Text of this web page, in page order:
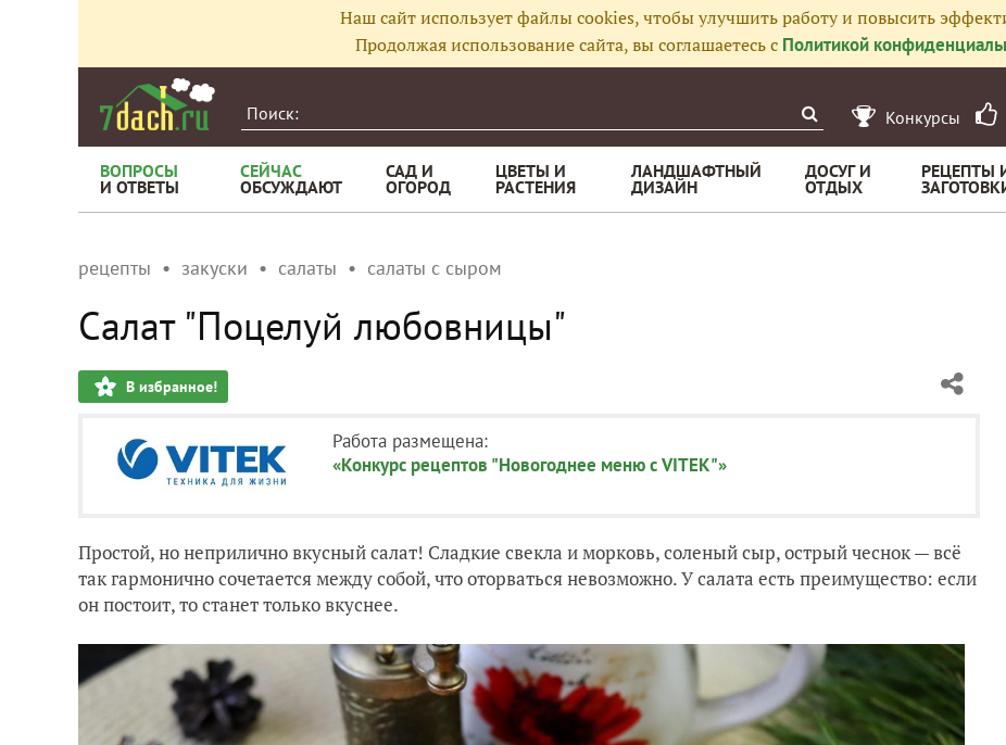
Наш сайт использует файлы cookies, чтобы улучшить работу и повысить
Продолжая использование сайта, вы соглашаетесь с Политикой
Конкурсы
ВОПРОСЫ
И ОТВЕТЫ
СЕЙЧАС
ОБСУЖДАЮТ
САД И
ОГОРОД
ЦВЕТЫ И
РАСТЕНИЯ
ЛАНДШАФТНЫЙ
ДИЗАЙН
ДОСУГ И
ОТДЫХ
РЕЦЕПТЫ
рецепты закуски салаты салаты с сыром
Салат "Поцелуй любовницы"
В избранное!
Работа размещена:
«Конкурс рецептов "Новогоднее меню с VITEK"»
Простой, но неприлично вкусный салат! Сладкие свекла и морковь, соленый сыр, острый чеснок — всё
так гармонично сочетается между собой, что оторваться невозможно. У салата есть преимущество: если
он постоит, то станет только вкуснее.